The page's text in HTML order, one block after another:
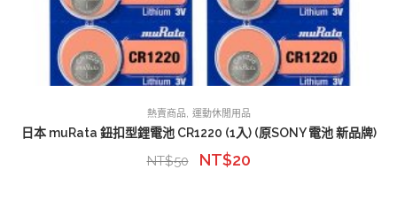
熱賣商品 運動休閒用品
日本 muRata 鈕扣型鋰電池 CR1220 (1入) (原SONY 電池 新品牌)
NT$50 NT$20